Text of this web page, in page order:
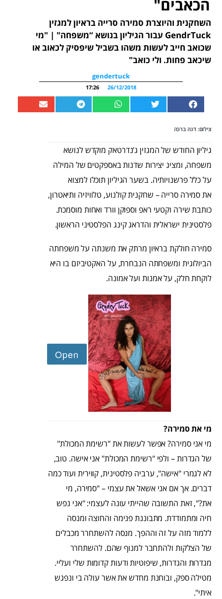
הכאבים"
השחקנית והיוצרת סמירה סרייה בראיון למגזין
GendrTuck עבור הגיליון בנושא “משפחה" | "מי
שכואב חייב לעשות משהו בשביל שיפסיק לכאוב או
שיכאב פחות. ולי כואב"
gendertuck
26/12/2018
17:26
צילום: דנה ברכה
גיליון החודש של המגזין ג’נדרטאק מוקדש לנושא
משפחה, ומציג יצירות שדנות באספקטים של המילה
על כלל פרשנויותיה. בשער הגיליון תוכלו למצוא
את סמירה סרייה – שחקנית קולנוע, טלוויזיה ותיאטרון,
כותבת שירה וקטעי ראפ וספוקן וורד ואחות מוסמכת.
פלסטינית ישראלית והדראג קינג הפלסטיני הראשון.
סמירה חולקת בראיון מרתק את משנתה על משפחתה
הביולוגית ומשפחתה הנבחרת, על האקטיביזם בו היא
לוקחת חלק, על אמנות ועל אמונה.
מי את סמירה?
מי אני סמירה? אפשר לעשות את "רשימת המכולת"
של הגדרות – ולפי "רשימת המכולת" אני אישה. טוב,
לא לגמרי "אישה", ערביה פלסטינית, קווירית ועוד כמה
דברים. אך אם אני אשאל את עצמי – "סמירה, מי
את?", זאת התשובה שהייתי עונה לעצמי: "אני נפש
חיה ומתמודדת. מתבוננת פנימה והחוצה ומנסה
ללמוד מזה על זה וההפך. מנסה להשתחרר מכבלים
של הצלקות ולהתחבר למנוף שהם. להשתחרר
מגדרות והגדרות, שיפוטיות ודעות קדומות שלי ועליי.
מטילה ספק, ובוחנת מחדש את אשר עולה בי ונפגש
איתי".